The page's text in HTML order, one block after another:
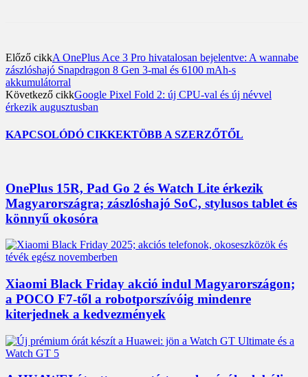
Előző cikkA OnePlus Ace 3 Pro hivatalosan bejelentve: A wannabe
zászlóshajó Snapdragon 8 Gen 3-mal és 6100 mAh-s
akkumulátorral
Következő cikkGoogle Pixel Fold 2: új CPU-val és új névvel
érkezik augusztusban
KAPCSOLÓDÓ CIKKEKTÖBB A SZERZŐTŐL
OnePlus 15R, Pad Go 2 és Watch Lite érkezik
Magyarországra; zászlóshajó SoC, stylusos tablet és
könnyű okosóra
Xiaomi Black Friday akció indul Magyarországon;
a POCO F7-től a robotporszívóig mindenre
kiterjednek a kedvezmények